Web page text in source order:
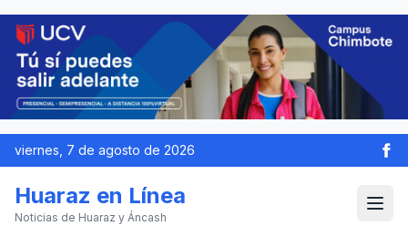
viernes, 7 de agosto de 2026
Huaraz en Línea
Noticias de Huaraz y Áncash